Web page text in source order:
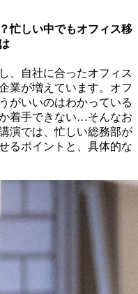
忙しい中でもオフィス移
、自社に合ったオフィス
業が増えています。オフ
がいいのはわかっている
着手できない…そんなお
演では、忙しい総務部が
るポイントと、具体的な